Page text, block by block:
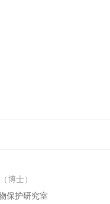
（博士）
保护研究室